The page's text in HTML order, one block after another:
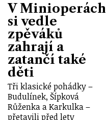
V Minioperách
si vedle
zpěváků
zahrají a
zatančí také
děti
Tři klasické pohádky –
Budulínek, Šípková
Růženka a Karkulka –
přetavili před lety